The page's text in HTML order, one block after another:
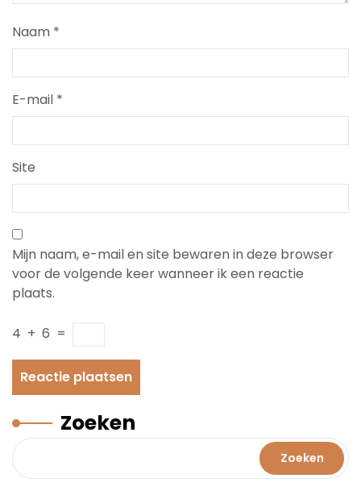
Naam *
E-mail *
Site
Mijn naam, e-mail en site bewaren in deze browser
voor de volgende keer wanneer ik een reactie
plaats.
4 + 6 =
Zoeken
Zoeken